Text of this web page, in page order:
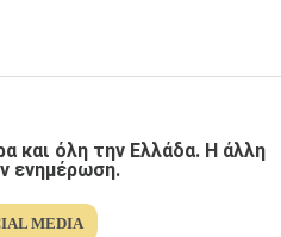
και όλη την Ελλάδα. Η άλλη
ενημέρωση.
MEDIA